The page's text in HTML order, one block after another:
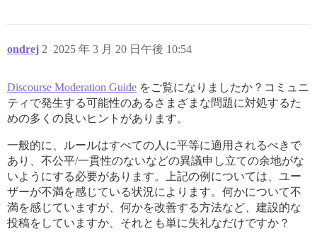
ondrej 2025 年 3 月 20 日午後 10:54
2
Discourse Moderation Guide をご覧になりましたか？コミュニ
ティで発生する可能性のあるさまざまな問題に対処するた
めの多くの良いヒントがあります。
一般的に、ルールはすべての人に平等に適用されるべきで
あり、不公平/一貫性のないなどの異議申し立ての余地がな
いようにする必要があります。上記の例については、ユー
ザーが不満を感じている状況によります。何かについて不
満を感じていますが、何かを改善する方法など、建設的な
投稿をしていますか、それとも単に失礼なだけですか？